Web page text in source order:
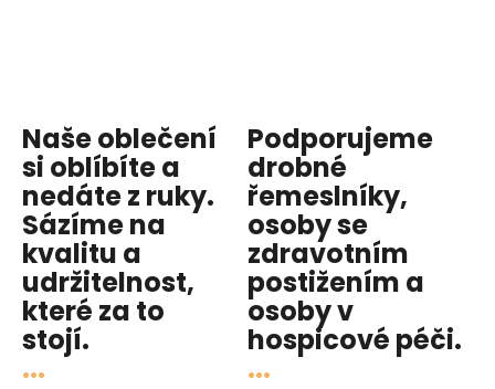
Naše oblečení
si oblíbíte a
nedáte z ruky.
Sázíme na
kvalitu a
udržitelnost,
které za to
stojí.
...
Podporujeme
drobné
řemeslníky,
osoby se
zdravotním
postižením a
osoby v
hospicové péči.
...